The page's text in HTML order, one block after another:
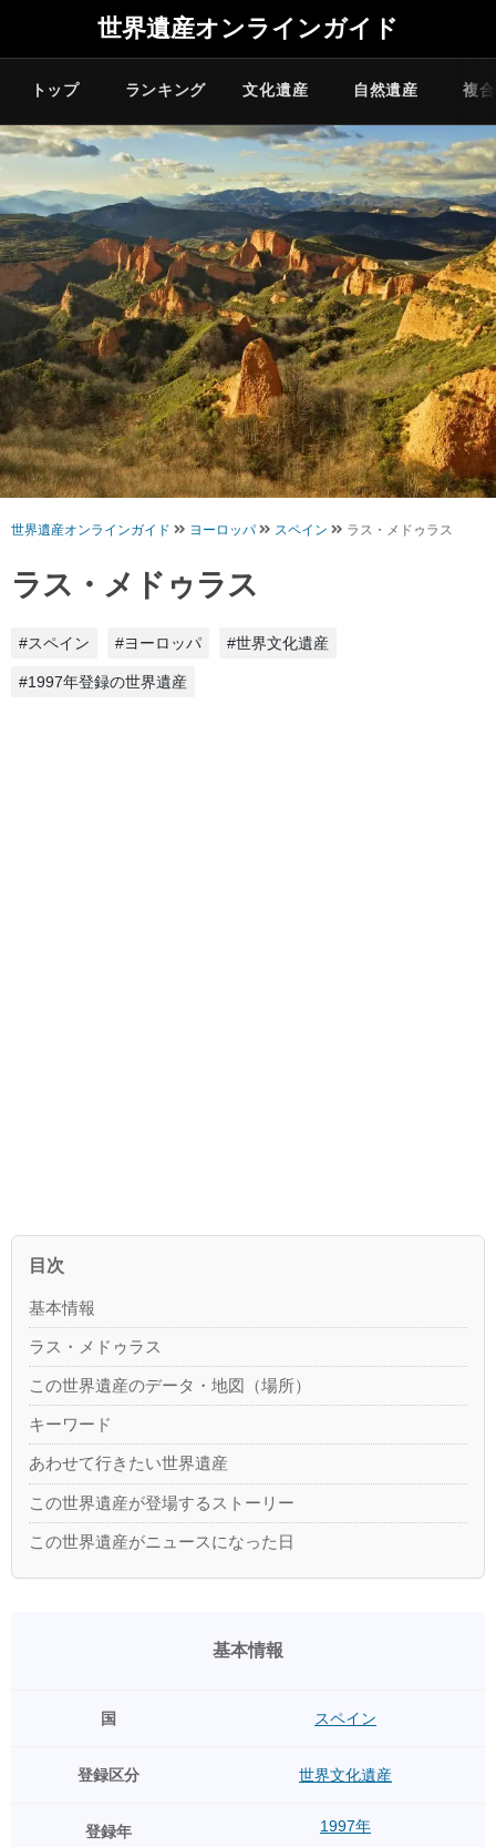
世界遺産オンラインガイド
トップ ランキング 文化遺産 自然遺産 複
世界遺産オンラインガイド ヨーロッパ スペイン ラス・メドゥラス
ラス・メドゥラス
#スペイン #ヨーロッパ #世界文化遺産
#1997年登録の世界遺産
目次
基本情報
ラス・メドゥラス
この世界遺産のデータ・地図（場所）
キーワード
あわせて行きたい世界遺産
この世界遺産が登場するストーリー
この世界遺産がニュースになった日
基本情報
国 スペイン
登録区分 世界文化遺産
登録年 1997年